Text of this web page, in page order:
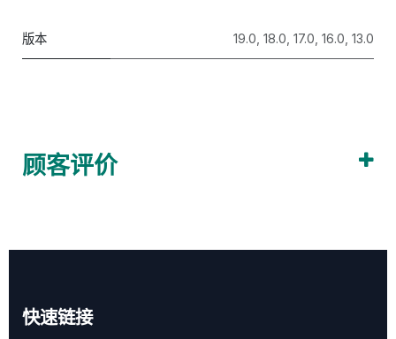
版本 19.0 18.0 17.0 16.0 13.0
顾客评价
快速链接